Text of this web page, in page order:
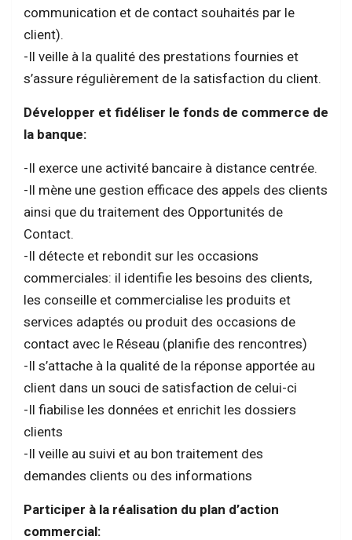
communication et de contact souhaités par le
client).
-Il veille à la qualité des prestations fournies et
s’assure régulièrement de la satisfaction du client.
Développer et fidéliser le fonds de commerce de
la banque:
-Il exerce une activité bancaire à distance centrée.
-Il mène une gestion efficace des appels des clients
ainsi que du traitement des Opportunités de
Contact.
-Il détecte et rebondit sur les occasions
commerciales: il identifie les besoins des clients,
les conseille et commercialise les produits et
services adaptés ou produit des occasions de
contact avec le Réseau (planifie des rencontres)
-Il s’attache à la qualité de la réponse apportée au
client dans un souci de satisfaction de celui-ci
-Il fiabilise les données et enrichit les dossiers
clients
-Il veille au suivi et au bon traitement des
demandes clients ou des informations
Participer à la réalisation du plan d’action
commercial: